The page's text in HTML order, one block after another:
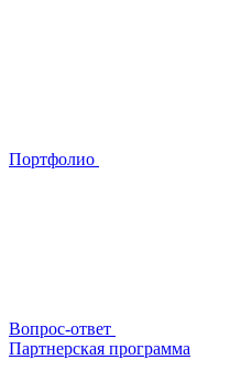
Портфолио
Вопрос-ответ
Партнерская программа